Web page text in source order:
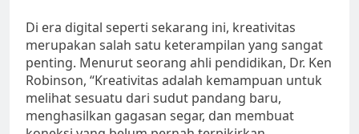
Di era digital seperti sekarang ini, kreativitas
merupakan salah satu keterampilan yang sangat
penting. Menurut seorang ahli pendidikan, Dr. Ken
Robinson, “Kreativitas adalah kemampuan untuk
melihat sesuatu dari sudut pandang baru,
menghasilkan gagasan segar, dan membuat